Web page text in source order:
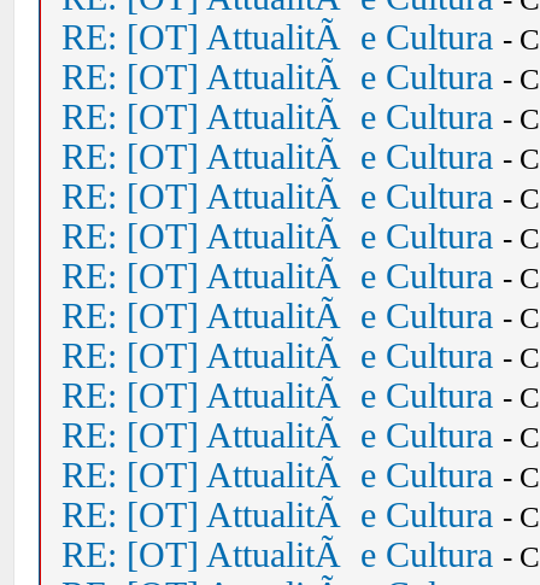
RE: [OT] AttualitÃ e Cultura -
RE: [OT] AttualitÃ e Cultura -
RE: [OT] AttualitÃ e Cultura -
RE: [OT] AttualitÃ e Cultura -
RE: [OT] AttualitÃ e Cultura -
RE: [OT] AttualitÃ e Cultura -
RE: [OT] AttualitÃ e Cultura -
RE: [OT] AttualitÃ e Cultura -
RE: [OT] AttualitÃ e Cultura -
RE: [OT] AttualitÃ e Cultura -
RE: [OT] AttualitÃ e Cultura -
RE: [OT] AttualitÃ e Cultura -
RE: [OT] AttualitÃ e Cultura -
RE: [OT] AttualitÃ e Cultura -